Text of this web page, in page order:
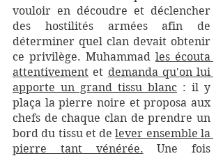
vouloir en découdre et déclencher
des hostilités armées afin de
déterminer quel clan devait obtenir
ce privilège. Muhammad les écouta
attentivement et demanda qu'on lui
apporte un grand tissu blanc : il y
plaça la pierre noire et proposa aux
chefs de chaque clan de prendre un
bord du tissu et de lever ensemble la
pierre tant vénérée. Une fois